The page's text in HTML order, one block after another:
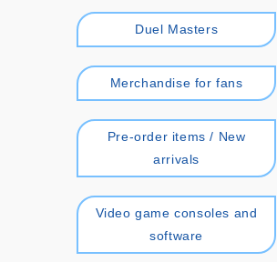
Duel Masters
Merchandise for fans
Pre-order items / New
arrivals
Video game consoles and
software